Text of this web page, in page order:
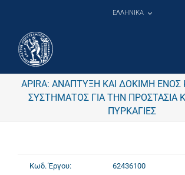
ΕΛΛΗΝΙΚΑ
APIRA: ΑΝΑΠΤΥΞΗ ΚΑΙ ΔΟΚΙΜΗ
ΣΥΣΤΗΜΑΤΟΣ ΓΙΑ ΤΗΝ ΠΡΟΣΤΑΣΙΑ
ΠΥΡΚΑΓΙΕΣ
Κωδ. Έργου: 62436100